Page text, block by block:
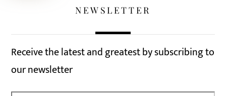
NEWSLETTER
Receive the latest and greatest by subscribing to
our newsletter